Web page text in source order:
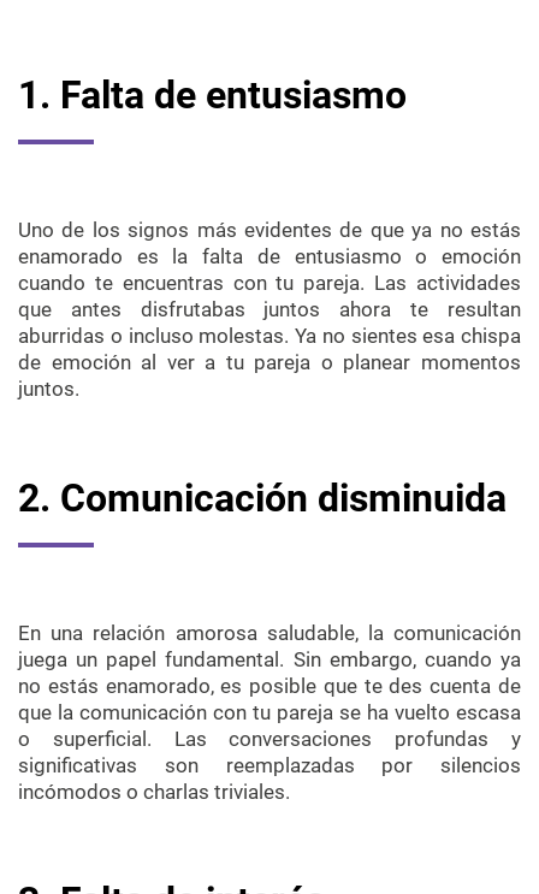
1. Falta de entusiasmo
Uno de los signos más evidentes de que ya no estás
enamorado es la falta de entusiasmo o emoción
cuando te encuentras con tu pareja. Las actividades
que antes disfrutabas juntos ahora te resultan
aburridas o incluso molestas. Ya no sientes esa chispa
de emoción al ver a tu pareja o planear momentos
juntos.
2. Comunicación disminuida
En una relación amorosa saludable, la comunicación
juega un papel fundamental. Sin embargo, cuando ya
no estás enamorado, es posible que te des cuenta de
que la comunicación con tu pareja se ha vuelto escasa
o superficial. Las conversaciones profundas y
significativas son reemplazadas por silencios
incómodos o charlas triviales.